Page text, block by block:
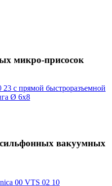
микро-присосок
вакуумных